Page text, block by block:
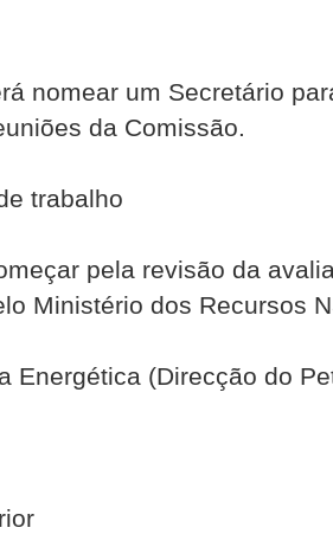
nomear um Secretário
da Comissão.
trabalho
pela revisão da
Ministério dos Recursos
Energética (Direcção do